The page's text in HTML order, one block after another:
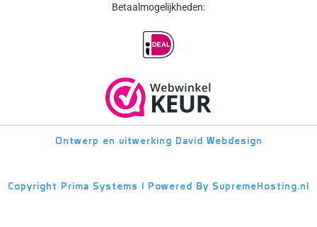
Betaalmogelijkheden:
Ontwerp en uitwerking David Webdesign
Copyright Prima Systems | Powered By SupremeHosting.nl